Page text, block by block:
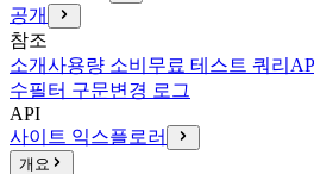
공개
참조
소개사용량 소비 무료 테스트 쿼리
수필터 구문변경 로그
API
사이트 익스플로러
개요